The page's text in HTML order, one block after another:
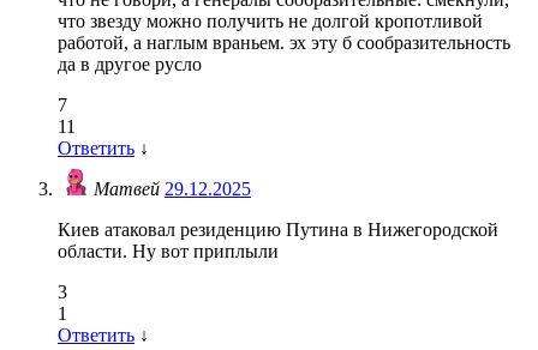
что звезду можно получить не долгой кропотливой
работой, а наглым враньем. эх эту б сообразительность
да в другое русло
7
11
Ответить ↓
Матвей 29.12.2025
Киев атаковал резиденцию Путина в Нижегородской
области. Ну вот приплыли
3
1
Ответить ↓